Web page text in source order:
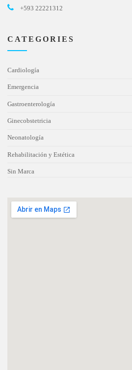
+593 22221312
CATEGORIES
Cardiología
Emergencia
Gastroenterología
Ginecobstetricia
Neonatología
Rehabilitación y Estética
Sin Marca